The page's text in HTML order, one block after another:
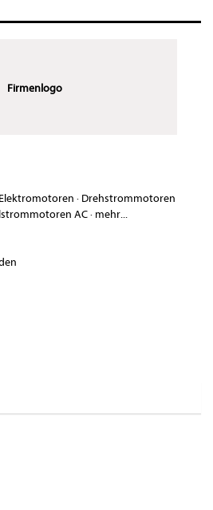
Firmenlogo
Elektromotoren · Drehstrommotoren
AC· mehr...